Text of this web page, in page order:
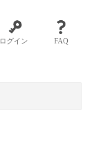
ログイン FAQ